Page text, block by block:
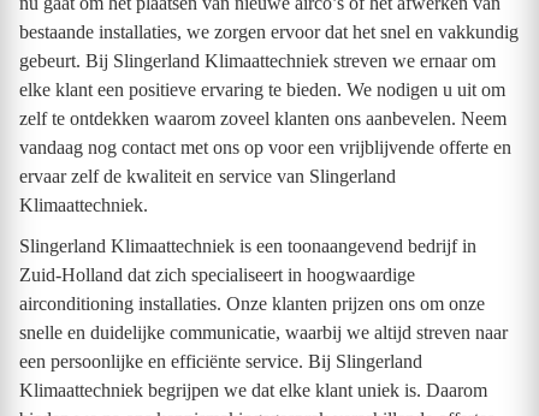
bestaande installaties, we zorgen ervoor dat het snel en vakkundig
gebeurt. Bij Slingerland Klimaattechniek streven we ernaar om
elke klant een positieve ervaring te bieden. We nodigen u uit om
zelf te ontdekken waarom zoveel klanten ons aanbevelen. Neem
vandaag nog contact met ons op voor een vrijblijvende offerte en
ervaar zelf de kwaliteit en service van Slingerland
Klimaattechniek.
Slingerland Klimaattechniek is een toonaangevend bedrijf in
Zuid-Holland dat zich specialiseert in hoogwaardige
airconditioning installaties. Onze klanten prijzen ons om onze
snelle en duidelijke communicatie, waarbij we altijd streven naar
een persoonlijke en efficiënte service. Bij Slingerland
Klimaattechniek begrijpen we dat elke klant uniek is. Daarom